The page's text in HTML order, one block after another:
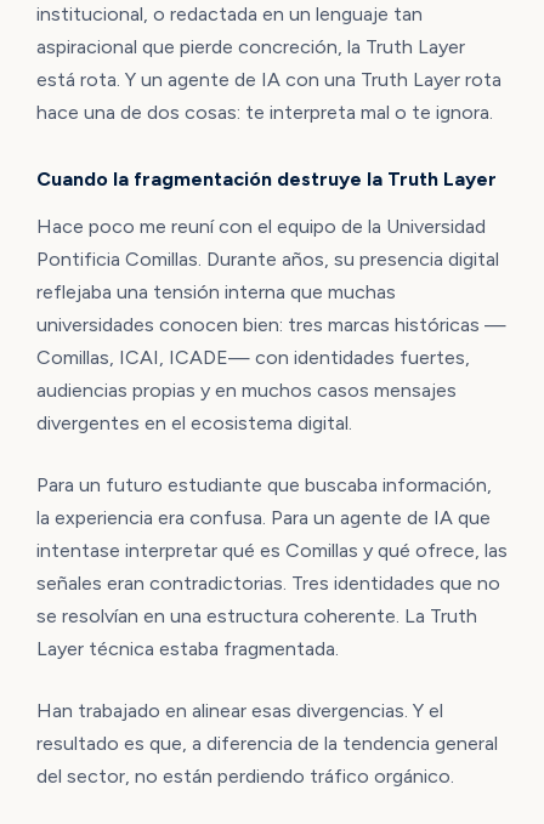
institucional, o redactada en un lenguaje tan
aspiracional que pierde concreción, la Truth Layer
está rota. Y un agente de IA con una Truth Layer rota
hace una de dos cosas: te interpreta mal o te ignora.
Cuando la fragmentación destruye la Truth Layer
Hace poco me reuní con el equipo de la Universidad
Pontificia Comillas. Durante años, su presencia digital
reflejaba una tensión interna que muchas
universidades conocen bien: tres marcas históricas —
Comillas, ICAI, ICADE— con identidades fuertes,
audiencias propias y en muchos casos mensajes
divergentes en el ecosistema digital.
Para un futuro estudiante que buscaba información,
la experiencia era confusa. Para un agente de IA que
intentase interpretar qué es Comillas y qué ofrece, las
señales eran contradictorias. Tres identidades que no
se resolvían en una estructura coherente. La Truth
Layer técnica estaba fragmentada.
Han trabajado en alinear esas divergencias. Y el
resultado es que, a diferencia de la tendencia general
del sector, no están perdiendo tráfico orgánico.